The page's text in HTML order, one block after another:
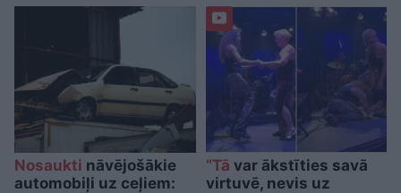
Nosaukti nāvējošākie
automobiļi uz ceļiem:
“Tā var ākstīties savā
virtuvē, nevis uz